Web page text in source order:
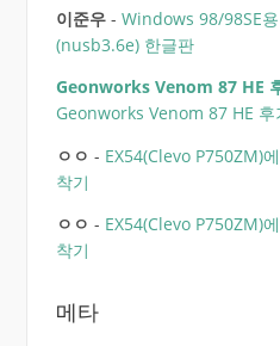
이준우- Windows 98/98SE
(nusb3.6e) 한글판
Geonworks Venom 87 HE
Geonworks Venom 87 HE 후
ㅇㅇ - EX54(Clevo P750ZM)
착기
ㅇㅇ - EX54(Clevo P750ZM)
착기
메타